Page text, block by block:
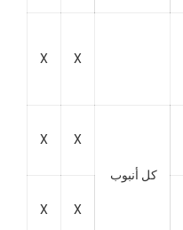
X
X
كل أنبوب
X
X
X
X